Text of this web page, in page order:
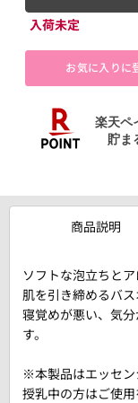
入荷未定
お気に入りに
商品説明
ソフトな泡立ちと
肌を引き締めるバス
寝覚めが悪い、気
す。
※本製品はエッセン
授乳中の方はご使用